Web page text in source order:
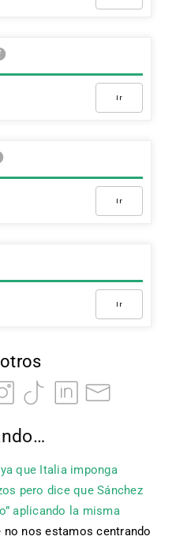
Ir
Ir
Ir
que Italia imponga
pero dice que Sánchez
aplicando la misma
no nos estamos centrando